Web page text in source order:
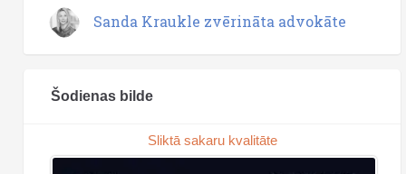
Sanda Kraukle zvērināta advokāte
Šodienas bilde
Sliktā sakaru kvalitāte